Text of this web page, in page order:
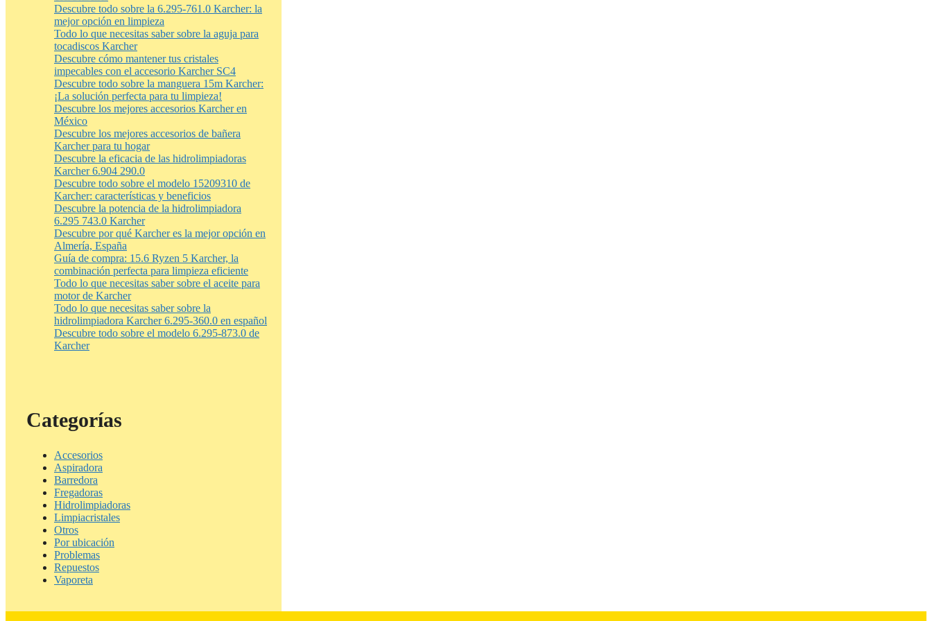
Descubre todo sobre la 6.295-761.0 Karcher: la
mejor opción en limpieza
Todo lo que necesitas saber sobre la aguja para
tocadiscos Karcher
Descubre cómo mantener tus cristales
impecables con el accesorio Karcher SC4
Descubre todo sobre la manguera 15m Karcher:
¡La solución perfecta para tu limpieza!
Descubre los mejores accesorios Karcher en
México
Descubre los mejores accesorios de bañera
Karcher para tu hogar
Descubre la eficacia de las hidrolimpiadoras
Karcher 6.904 290.0
Descubre todo sobre el modelo 15209310 de
Karcher: características y beneficios
Descubre la potencia de la hidrolimpiadora
6.295 743.0 Karcher
Descubre por qué Karcher es la mejor opción en
Almería, España
Guía de compra: 15.6 Ryzen 5 Karcher, la
combinación perfecta para limpieza eficiente
Todo lo que necesitas saber sobre el aceite para
motor de Karcher
Todo lo que necesitas saber sobre la
hidrolimpiadora Karcher 6.295-360.0 en español
Descubre todo sobre el modelo 6.295-873.0 de
Karcher
Categorías
Accesorios
Aspiradora
Barredora
Fregadoras
Hidrolimpiadoras
Limpiacristales
Otros
Por ubicación
Problemas
Repuestos
Vaporeta